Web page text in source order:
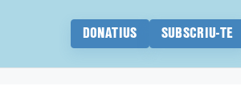
DONATIUS SUBSCRIU-TE